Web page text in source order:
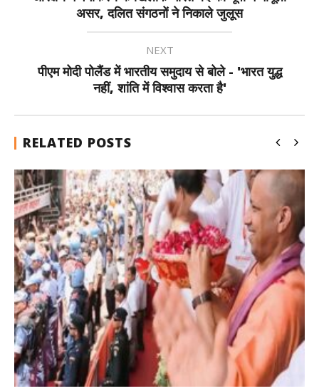
असर, दलित संगठनों ने निकाले जुलूस
NEXT
पीएम मोदी पोलैंड में भारतीय समुदाय से बोले - 'भारत युद्ध
नहीं, शांति में विश्वास करता है'
RELATED POSTS